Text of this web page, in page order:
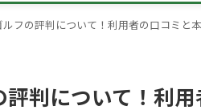
ルフの評判について！利用者の口コミと
評判について！利